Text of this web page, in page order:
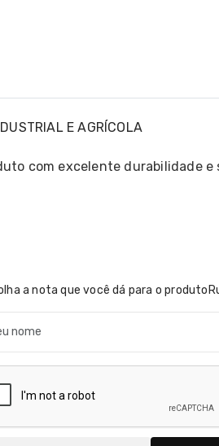
E AGRÍCOLA
com excelente durabilidade e
a nota que você dá para o produto